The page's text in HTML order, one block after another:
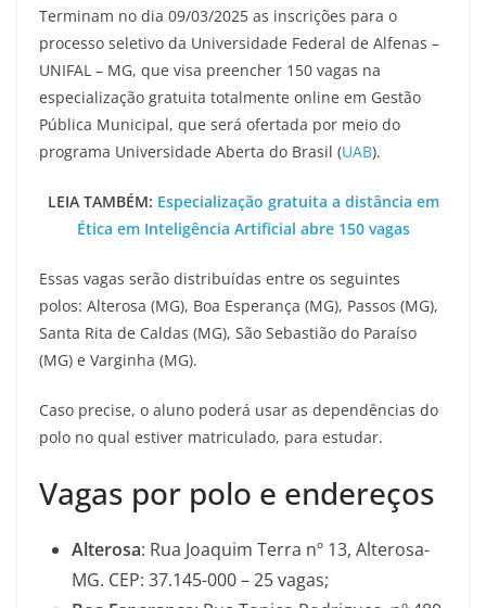
Terminam no dia 09/03/2025 as inscrições para o
processo seletivo da Universidade Federal de Alfenas –
UNIFAL – MG, que visa preencher 150 vagas na
especialização gratuita totalmente online em Gestão
Pública Municipal, que será ofertada por meio do
programa Universidade Aberta do Brasil (UAB).
LEIA TAMBÉM: Especialização gratuita a distância em
Ética em Inteligência Artificial abre 150 vagas
Essas vagas serão distribuídas entre os seguintes
polos: Alterosa (MG), Boa Esperança (MG), Passos (MG),
Santa Rita de Caldas (MG), São Sebastião do Paraíso
(MG) e Varginha (MG).
Caso precise, o aluno poderá usar as dependências do
polo no qual estiver matriculado, para estudar.
Vagas por polo e endereços
Alterosa: Rua Joaquim Terra nº 13, Alterosa-
MG. CEP: 37.145-000 – 25 vagas;